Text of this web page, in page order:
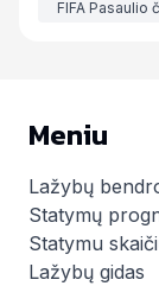
FIFA Pasaulio
Meniu
Lažybų
Statymų
Statymu
Lažybų gidas